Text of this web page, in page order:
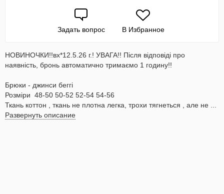
Задать вопрос В Избранное
НОВИНОЧКИ!!вх*12.5.26 г.! УВАГА!! Після відповіді про
наявність, бронь автоматично тримаємо 1 годину!!
Брюки - джинси беггі
Розміри 48-50 50-52 52-54 54-56
Ткань коттон , ткань не плотна легка, трохи тягнеться , але не ...
Развернуть описание